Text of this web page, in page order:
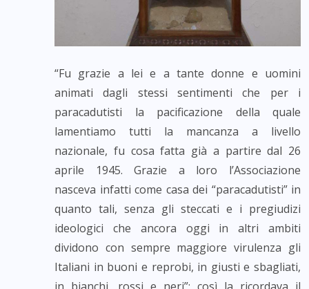
“Fu grazie a lei e a tante donne e uomini
animati dagli stessi sentimenti che per i
paracadutisti la pacificazione della quale
lamentiamo tutti la mancanza a livello
nazionale, fu cosa fatta già a partire dal 26
aprile 1945. Grazie a loro l’Associazione
nasceva infatti come casa dei “paracadutisti” in
quanto tali, senza gli steccati e i pregiudizi
ideologici che ancora oggi in altri ambiti
dividono con sempre maggiore virulenza gli
Italiani in buoni e reprobi, in giusti e sbagliati,